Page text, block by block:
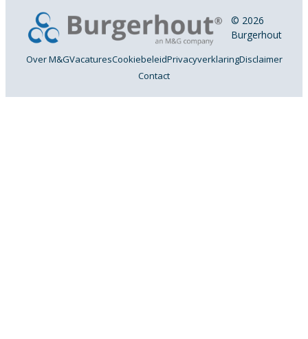
© 2026
Burgerhout
Over M&GVacaturesCookiebeleidPrivacyverklaringDisclaimer
Contact